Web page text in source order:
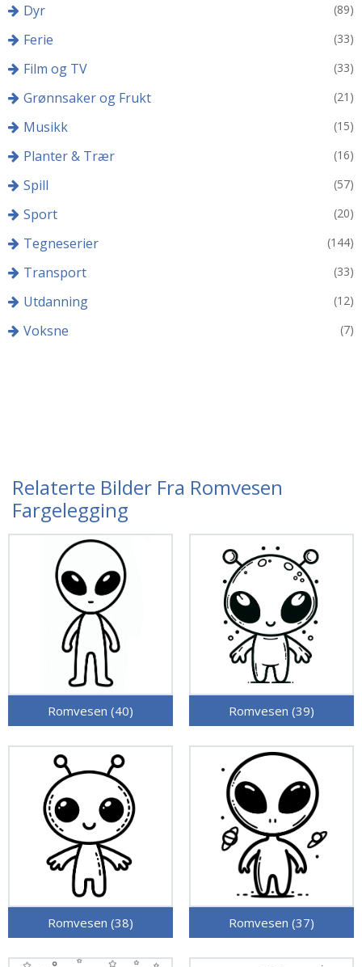
Dyr (89)
Ferie (33)
Film og TV (33)
Grønnsaker og Frukt (21)
Musikk (15)
Planter & Trær (16)
Spill (57)
Sport (20)
Tegneserier (144)
Transport (33)
Utdanning (12)
Voksne (7)
Relaterte Bilder Fra Romvesen
Fargelegging
Romvesen (40) Romvesen (39)
Romvesen (38) Romvesen (37)